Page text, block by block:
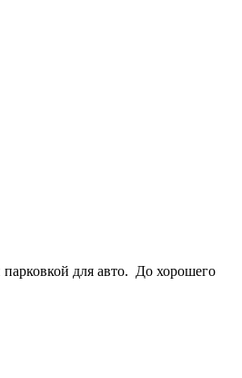
для авто. До хорошего